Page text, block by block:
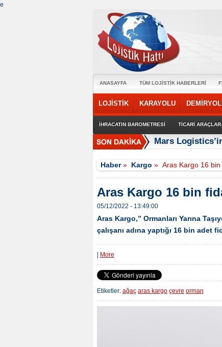
e
ANASAYFA TÜM LOJİSTİK HABERLERİ
LOJİSTİK KARAYOLU
İHRACATIN BAROMETRESİ TİCARİ ARAÇLAR
Mars
Haber» Kargo »Aras Kargo 16
Aras Kargo 16 bin
05/12/2022 - 13:49:00
Aras Kargo,” Ormanları Yarına
çalışanı adına yaptığı 16 bin adet
More
Etiketler: ağaç aras kargo çevre orman